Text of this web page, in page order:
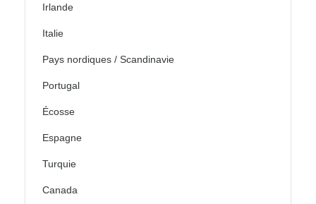
Irlande
Italie
Pays nordiques / Scandinavie
Portugal
Écosse
Espagne
Turquie
Canada